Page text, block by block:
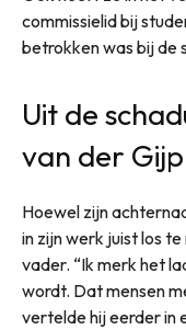
commissielid bij
betrokken was bij de
Uit de
van der Gijp
Hoewel zijn
in zijn werk juist los
vader. “Ik merk het
wordt. Dat mensen
vertelde hij eerder in